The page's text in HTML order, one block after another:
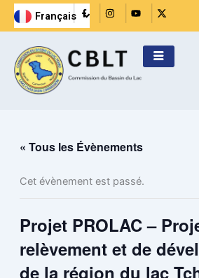
Aller
Français
English
R
i
-
e
b
l
l
I
n
g
r
a
Y
o
X
-
i
t
t
« Tous les Évènements
Cet évènement est passé.
Projet PROLAC –
relèvement et de
de la région du lac